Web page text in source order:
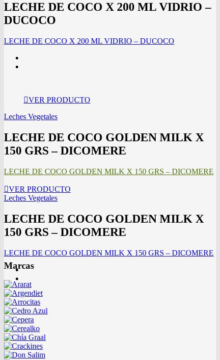
LECHE DE COCO X 200 ML VIDRIO –
DUCOCO
LECHE DE COCO X 200 ML VIDRIO – DUCOCO
VER PRODUCTO
Leches Vegetales
LECHE DE COCO GOLDEN MILK X
150 GRS – DICOMERE
LECHE DE COCO GOLDEN MILK X 150 GRS – DICOMERE
VER PRODUCTO
Leches Vegetales
LECHE DE COCO GOLDEN MILK X
150 GRS – DICOMERE
LECHE DE COCO GOLDEN MILK X 150 GRS – DICOMERE
Marcas